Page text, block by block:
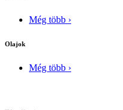
Még több ›
Olajok
Még több ›